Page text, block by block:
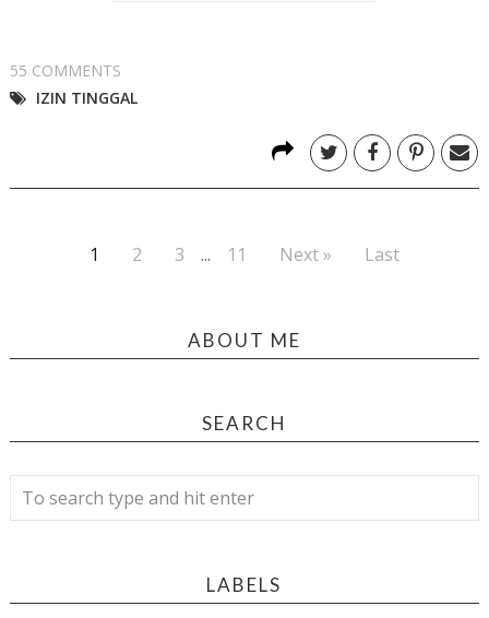
55 COMMENTS
IZIN TINGGAL
1 2 3 ... 11 Next » Last
ABOUT ME
SEARCH
LABELS